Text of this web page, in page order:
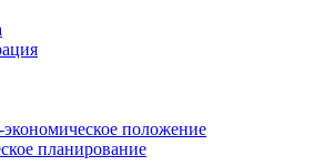
положение
планирование